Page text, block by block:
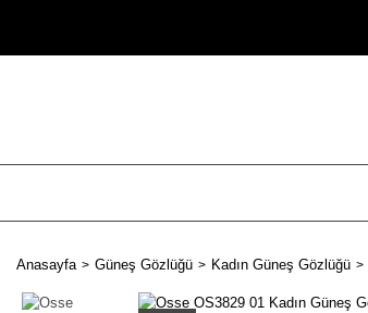
Anasayfa Güneş Gözlüğü Kadın Güneş Gözlüğü